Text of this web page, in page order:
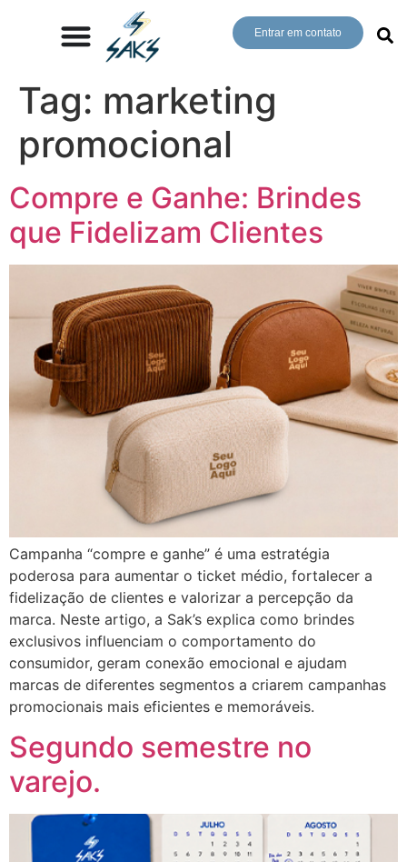
Entrar em contato
Tag: marketing
promocional
Compre e Ganhe: Brindes
que Fidelizam Clientes
Campanha “compre e ganhe” é uma estratégia
poderosa para aumentar o ticket médio, fortalecer a
fidelização de clientes e valorizar a percepção da
marca. Neste artigo, a Sak’s explica como brindes
exclusivos influenciam o comportamento do
consumidor, geram conexão emocional e ajudam
marcas de diferentes segmentos a criarem campanhas
promocionais mais eficientes e memoráveis.
Segundo semestre no
varejo.